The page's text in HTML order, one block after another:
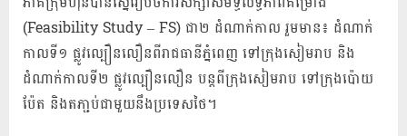
(Feasibility Study – FS) ជា២ ដំណាក់កាល រួមមាន៖ ដំណាក់
កាលទី១ ផ្លូវល្បឿនលឿនពីរាជធានីភ្នំពេញ ទៅក្រុងសៀមរាប និង
ដំណាក់កាលទី២ ផ្លូវល្បឿនលឿន បន្តពីក្រុងសៀមរាប ទៅក្រុងប៉ោយ
ប៉ែត និងតភា្ជប់ជាមួយនឹងប្រទេសថៃ។